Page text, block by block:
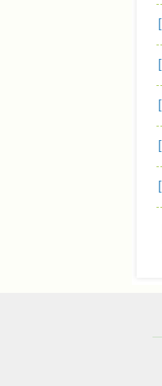
[
[
[
[
[